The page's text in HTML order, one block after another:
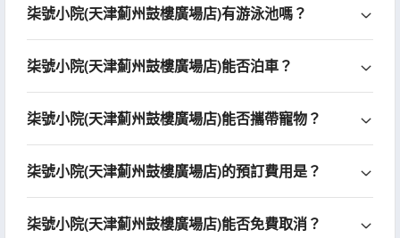
柒號小院(天津薊州鼓樓廣場店)有游泳池嗎？
柒號小院(天津薊州鼓樓廣場店)能否泊車？
柒號小院(天津薊州鼓樓廣場店)能否攜帶寵物？
柒號小院(天津薊州鼓樓廣場店)的預訂費用是？
柒號小院(天津薊州鼓樓廣場店)能否免費取消？